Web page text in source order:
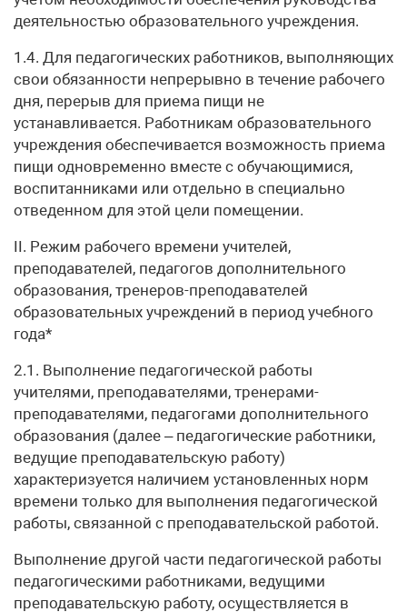
деятельностью образовательного учреждения.
1.4. Для педагогических работников, выполняющих
свои обязанности непрерывно в течение рабочего
дня, перерыв для приема пищи не
устанавливается. Работникам образовательного
учреждения обеспечивается возможность приема
пищи одновременно вместе с обучающимися,
воспитанниками или отдельно в специально
отведенном для этой цели помещении.
II. Режим рабочего времени учителей,
преподавателей, педагогов дополнительного
образования, тренеров-преподавателей
образовательных учреждений в период учебного
года*
2.1. Выполнение педагогической работы
учителями, преподавателями, тренерами-
преподавателями, педагогами дополнительного
образования (далее – педагогические работники,
ведущие преподавательскую работу)
характеризуется наличием установленных норм
времени только для выполнения педагогической
работы, связанной с преподавательской работой.
Выполнение другой части педагогической работы
педагогическими работниками, ведущими
преподавательскую работу, осуществляется в